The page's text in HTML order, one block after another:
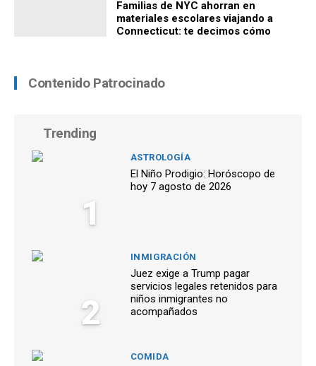
Familias de NYC ahorran en
materiales escolares viajando a
Connecticut: te decimos cómo
Contenido Patrocinado
Trending
1
ASTROLOGÍA
El Niño Prodigio: Horóscopo de
hoy 7 agosto de 2026
2
INMIGRACIÓN
Juez exige a Trump pagar
servicios legales retenidos para
niños inmigrantes no
acompañados
COMIDA